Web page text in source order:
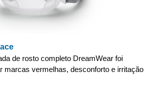
de rosto completo DreamWear foi
marcas vermelhas, desconforto e irritação